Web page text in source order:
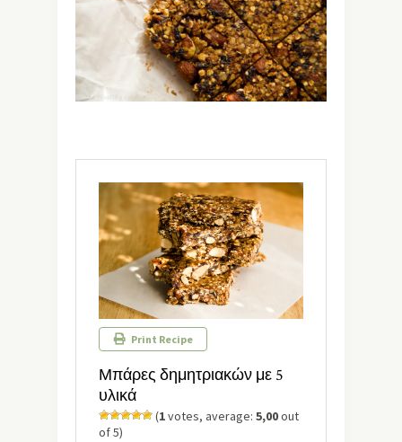
Print Recipe
Μπάρες δημητριακών με 5
υλικά
(1votes, average: 5,00out
of 5)